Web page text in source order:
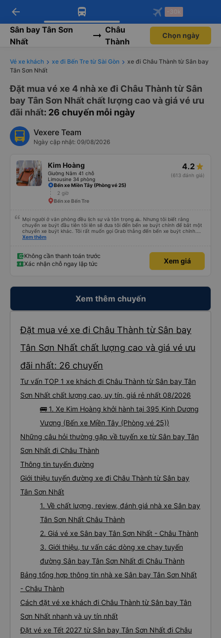
Tải app Vexere ngay!
Nhận ưu đãi thành viên độc
quyền
Mở app
Tải app Vexere
-30k/ghế khi đặt vé máy bay qua
app
Mở app
arrow_back -30k
Sân bay Tân Sơn
Nhất
Châu
Thành
Chọn ngày
Vé xe khách xe đi Bến Tre từ Sài Gòn
xe đi Châu Thành từ Sân bay
Tân Sơn Nhất
Đặt mua vé xe 4 nhà xe đi Châu Thành từ Sân
bay Tân Sơn Nhất chất lượng cao và giá vé ưu
đãi nhất: 26 chuyến mỗi ngày
Vexere Team
Ngày cập nhật: 09/08/2026
Kim Hoàng
Giường Nằm 41 chỗ
Limousine 34 phòng
4.2
(613 đánh giá)
Bến xe Miền Tây (Phòng vé 25)
2 giờ
Bến xe Bến Tre
Mọi người ở văn phòng đều lịch sự và tôn trọng 🙏. Nhưng tôi biết rằng
chuyến xe buýt đầu tiên tôi lên sẽ đưa tôi đến bến xe buýt chính để bắt một
chuyến xe buýt khác. Tôi rất muốn gọi Grab thẳng đến bến xe buýt chính.
Điều đó sẽ giúp tôi không phải mang vác hành lý nhiều lần. Ngoài ra, xe buýt
Xem thêm
Không cần thanh toán trước
Xác nhận chỗ ngay lập tức
Xem giá
Xem thêm chuyến
Đặt mua vé xe đi Châu Thành từ Sân bay
Tân Sơn Nhất chất lượng cao và giá vé ưu
đãi nhất: 26 chuyến
Tư vấn TOP 1 xe khách đi Châu Thành từ Sân bay Tân
Sơn Nhất chất lượng cao, uy tín, giá rẻ nhất 08/2026
🚌 1. Xe Kim Hoàng khởi hành tại 395 Kinh Dương
Vương (Bến xe Miền Tây (Phòng vé 25))
Những câu hỏi thường gặp về tuyến xe từ Sân bay Tân
Sơn Nhất đi Châu Thành
Thông tin tuyến đường
Giới thiệu tuyến đường xe đi Châu Thành từ Sân bay
Tân Sơn Nhất
1. Về chất lượng, review, đánh giá nhà xe Sân bay
Tân Sơn Nhất Châu Thành
2. Giá vé xe Sân bay Tân Sơn Nhất - Châu Thành
3. Giới thiệu, tư vấn các dòng xe chạy tuyến
đường Sân bay Tân Sơn Nhất đi Châu Thành
Bảng tổng hợp thông tin nhà xe Sân bay Tân Sơn Nhất
- Châu Thành
Cách đặt vé xe khách đi Châu Thành từ Sân bay Tân
Sơn Nhất nhanh và uy tín nhất
Đặt vé xe Tết 2027 từ Sân bay Tân Sơn Nhất đi Châu